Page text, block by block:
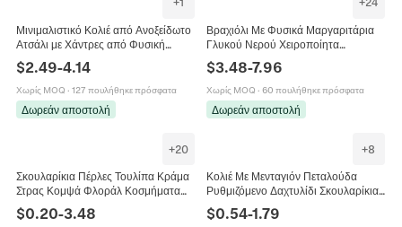
Μινιμαλιστικό Κολιέ από Ανοξείδωτο
Ατσάλι με Χάντρες από Φυσική
Λεπτή Αλυσίδα
$2.49-4.14
Χωρίς MOQ · 127 πουλήθηκε πρόσφατα
Δωρεάν αποστολή
Βραχιόλι Με Φυσικά Μαργαριτάρια
Γλυκού Νερού Χειροποίητα
Κομψό Γαλλικό Ρετρό Στυλ Για
Γυναίκες
$3.48-7.96
Χωρίς MOQ · 60 πουλήθηκε πρόσφατα
Δωρεάν αποστολή
+20
Σκουλαρίκια Πέρλες Τουλίπα Κράμα
Στρας Κομψά Φλοράλ Κοσμήματα
Με Ασημένιο Κούμπωμα Για Γυναίκες
$0.20-3.48
+8
Κολιέ Με Μενταγιόν Πεταλούδα
Ρυθμιζόμενο Δαχτυλίδι Σκουλαρίκια
Από Ατσάλι Τιτανίου Κομψά
Κοσμήματα Για Γυναίκες Ζιργκόν
$0.54-1.79